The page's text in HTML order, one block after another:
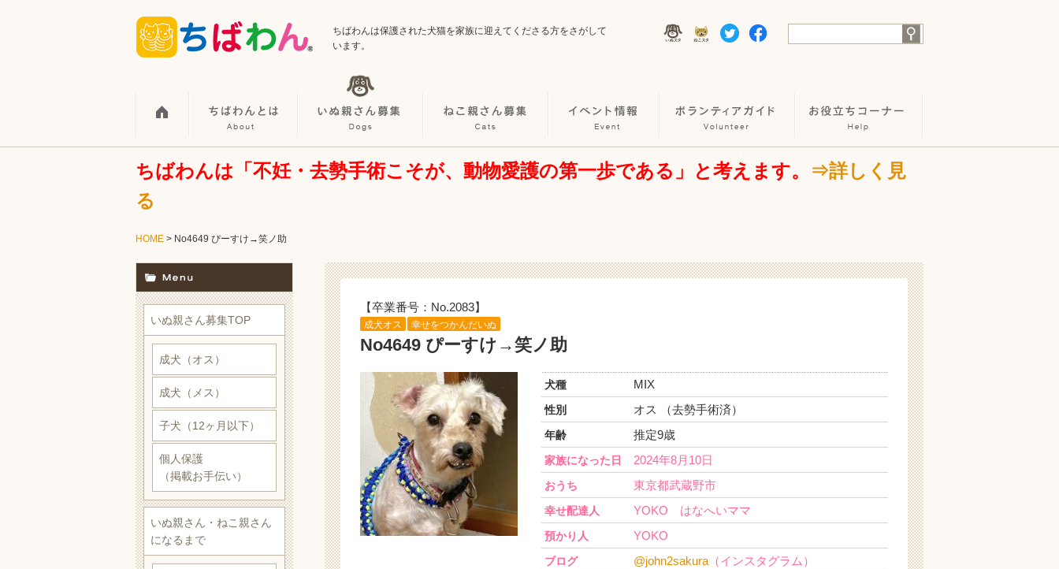
ちばわんは保護された犬猫を家族に迎えてくださる方をさがして
います。
ちばわんは「不妊・去勢手術こそが、動物愛護の第一歩である」と考えます。
⇒詳しく見
る
HOME > No4649 ぴーすけ→笑ノ助
【卒業番号：No.2083】
成犬オス 幸せをつかんだいぬ
No4649 ぴーすけ→笑ノ助
犬種 MIX
性別 オス （去勢手術済）
年齢 推定9歳
家族になった日 2024年8月10日
おうち 東京都武蔵野市
幸せ配達人 YOKO はなへいママ
預かり人 YOKO
ブログ @john2sakura （インスタグラム）
いぬ親さん募集TOP
成犬（オス）
成犬（メス）
子犬（12ヶ月以下）
個人保護
（掲載お手伝い）
いぬ親さん・ねこ親さん
になるまで